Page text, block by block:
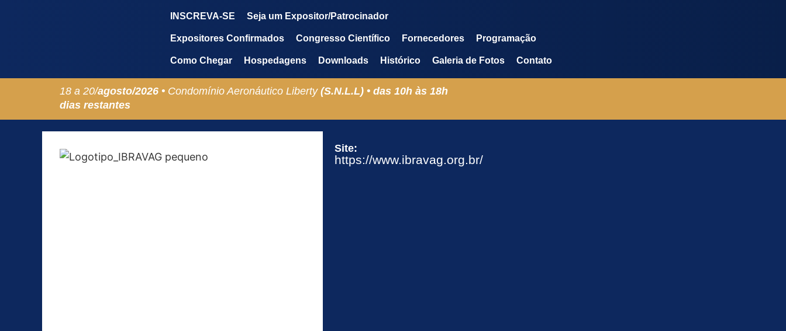
INSCREVA-SE Seja um Expositor/Patrocinador
Expositores Confirmados Congresso Científico Fornecedores Programação
Como Chegar Hospedagens Downloads Histórico Galeria de Fotos Contato
18 a 20/agosto/2026 • Condomínio Aeronáutico Liberty (S.N.L.L) • das 10h às 18h
dias restantes
Site:
https://www.ibravag.org.br/